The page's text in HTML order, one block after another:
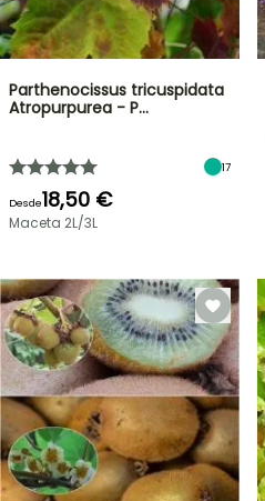
Parthenocissus tricuspidata
Atropurpurea - P…
17
Desde18,50 €
Maceta 2L/3L